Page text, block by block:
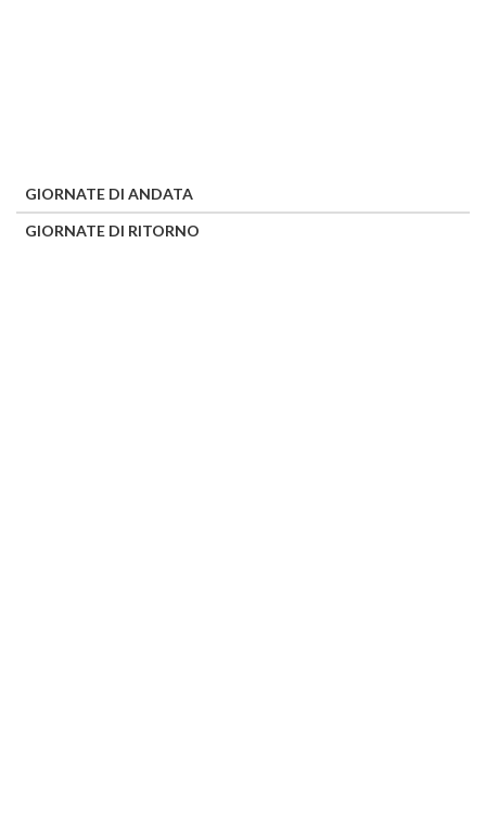
GIORNATE DI ANDATA
GIORNATE DI RITORNO